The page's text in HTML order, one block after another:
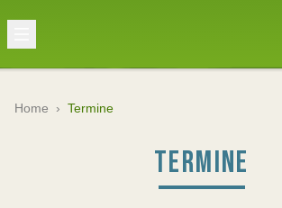
Home › Termine
TERMINE